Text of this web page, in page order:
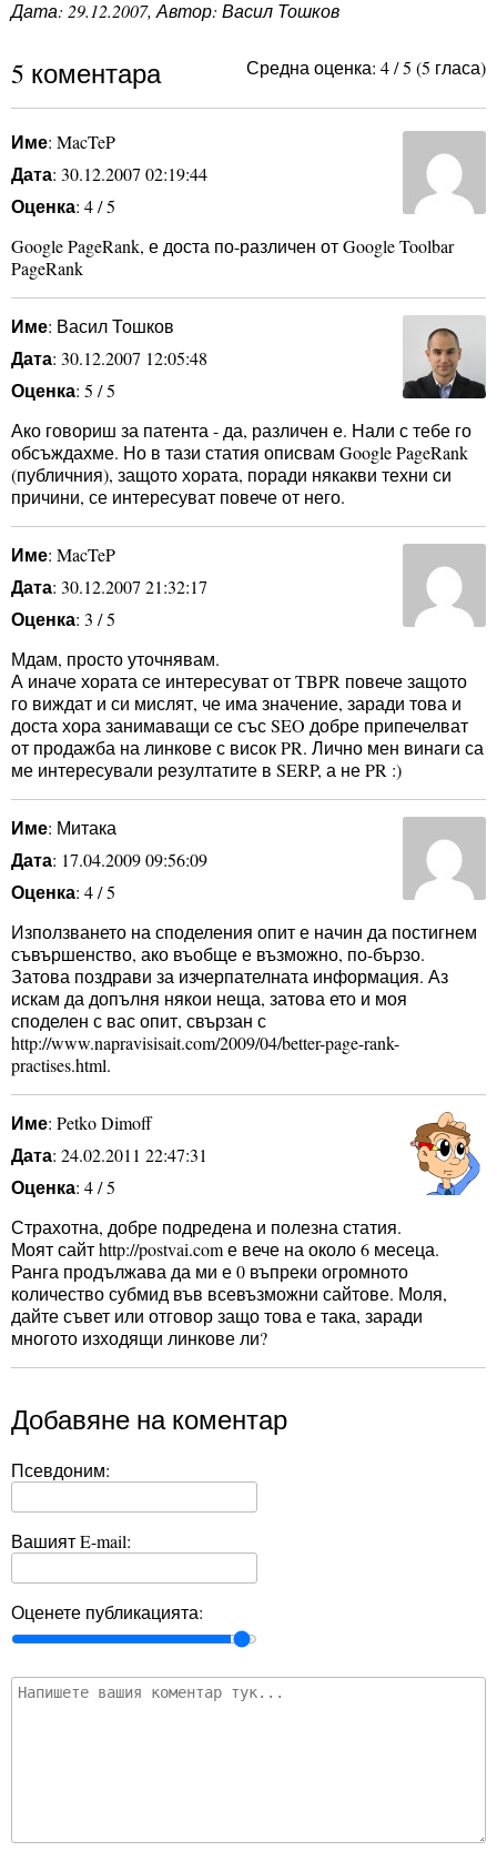
Дата: 29.12.2007, Автор: Васил Тошков
Средна оценка: 4/5 (5 гласа)
5 коментара
Име: MacTeP
Дата: 30.12.2007 02:19:44
Оценка: 4 / 5
Google PageRank, е доста по-различен от Google Toolbar
PageRank
Име: Васил Тошков
Дата: 30.12.2007 12:05:48
Оценка: 5 / 5
Ако говориш за патента - да, различен е. Нали с тебе го
обсъждахме. Но в тази статия описвам Google PageRank
(публичния), защото хората, поради някакви техни си
причини, се интересуват повече от него.
Име: MacTeP
Дата: 30.12.2007 21:32:17
Оценка: 3 / 5
Мдам, просто уточнявам.
А иначе хората се интересуват от TBPR повече защото
го виждат и си мислят, че има значение, заради това и
доста хора занимаващи се със SEO добре припечелват
от продажба на линкове с висок PR. Лично мен винаги са
ме интересували резултатите в SERP, а не PR :)
Име: Митака
Дата: 17.04.2009 09:56:09
Оценка: 4 / 5
Използването на споделения опит е начин да постигнем
съвършенство, ако въобще е възможно, по-бързо.
Затова поздрави за изчерпателната информация. Аз
искам да допълня някои неща, затова ето и моя
споделен с вас опит, свързан с
http://www.napravisisait.com/2009/04/better-page-rank-
practises.html.
Име: Petko Dimoff
Дата: 24.02.2011 22:47:31
Оценка: 4 / 5
Страхотна, добре подредена и полезна статия.
Моят сайт http://postvai.com е вече на около 6 месеца.
Ранга продължава да ми е 0 въпреки огромното
количество субмид във всевъзможни сайтове. Моля,
дайте съвет или отговор защо това е така, заради
многото изходящи линкове ли?
Добавяне на коментар
Псевдоним:
Вашият E-mail:
Оценете публикацията: